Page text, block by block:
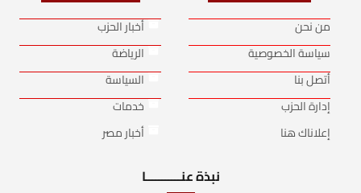
من نحن
سياسة الخصوصية
أتصل بنا
إدارة الحزب
إعلاناك هنا
أخبار الحزب
الرياضة
السياسة
خدمات
أخبار مصر
نبذة عنـــــــــــا